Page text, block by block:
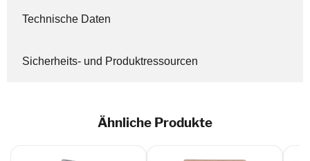
Technische Daten
Sicherheits- und Produktressourcen
Ähnliche Produkte